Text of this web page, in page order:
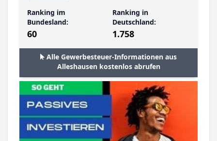
Ranking im
Bundesland:
60
Ranking in
Deutschland:
1.758
Alle Gewerbesteuer-Informationen aus
Alleshausen kostenlos abrufen